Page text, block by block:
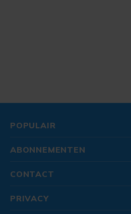
POPULAIR
ABONNEMENTEN
CONTACT
PRIVACY